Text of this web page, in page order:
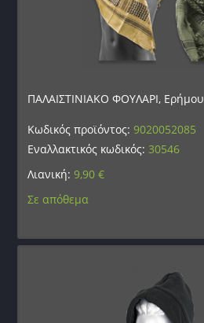
ΠΑΛΑΙΣΤΙΝΙΑΚΟ ΦΟΥΛΑΡΙ, Ερήμου
Κωδικός προϊόντος:9020052085
Εναλλακτικός κωδικός: 30546
Λιανική:9,90€
Σε απόθεμα